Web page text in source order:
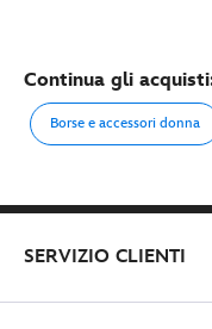
Continua gli
Borse e accessori donna
SERVIZIO CLIENTI